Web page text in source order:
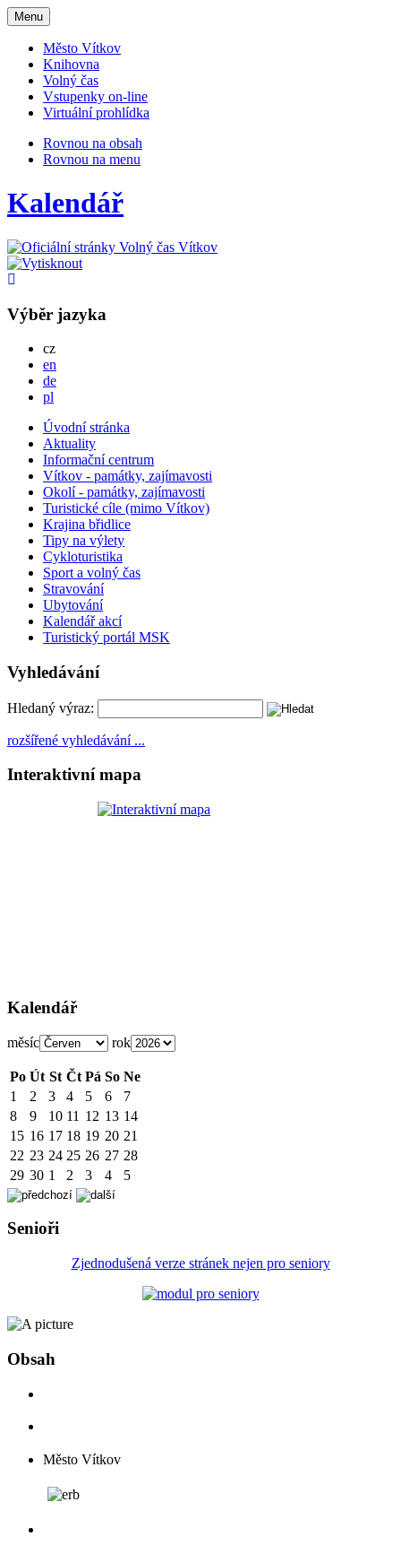
Otevřit
navigaci
Menu
Město Vítkov
Knihovna
Volný čas
Vstupenky on-line
Virtuální prohlídka
Rovnou na obsah
Rovnou na menu
Kalendář
Výběr jazyka
czČesky
en
deDeutsch
pl
Úvodní stránka
Aktuality
Informační centrum
Vítkov - památky, zajímavosti
Okolí - památky, zajímavosti
Turistické cíle (mimo Vítkov)
Krajina břidlice
Tipy na výlety
Cykloturistika
Sport a volný čas
Stravování
Ubytování
Kalendář akcí
Turistický portál MSK
Vyhledávání
Hledaný výraz:
rozšířené vyhledávání ...
Interaktivní mapa
Kalendář
měsíc rok
Po Út St Čt Pá So Ne
1
2 3 4 5 6
7
8
9 10 11 12 13 14
15 16 17 18 19 20 21
22 23 24 25 26 27 28
29 30 1 2 3 4 5
Senioři
Zjednodušená verze stránek nejen pro seniory
Obsah
Město Vítkov